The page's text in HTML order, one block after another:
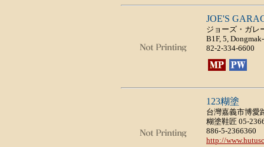
JOE'S
ジョーズ・ガレ
B1F, 5,
82-2-334-6600
123糊塗
台灣嘉義市博愛
糊塗鞋匠 05-
886-5-2366360
http://